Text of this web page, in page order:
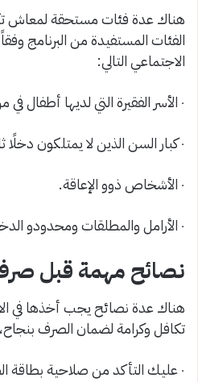
هناك عدة فئات مستحقة لمعاش
الفئات المستفيدة من البرنامج
الاجتماعي التالي:
٠ الأسر الفقيرة التي لديها أطفال في مراحل التعليم.
٠ كبار السن الذين لا يمتلكون دخلًا ثابتًا.
٠ الأشخاص ذوو الإعاقة.
٠ الأرامل والمطلقات ومحدودو الدخل.
نصائح مهمة قبل
هناك عدة نصائح يجب أخذها في
تكافل وكرامة لضمان الصرف
٠ عليك التأكد من صلاحية بطاقة الصرف.